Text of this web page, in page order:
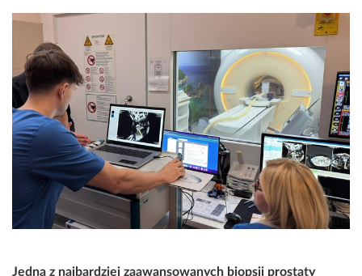
Jedna z najbardziej zaawansowanych biopsji prostaty